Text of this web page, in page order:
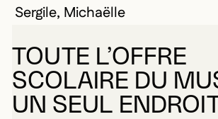
Sergile, Michaëlle
TOUTE L’OFFRE
SCOLAIRE DU
UN SEUL